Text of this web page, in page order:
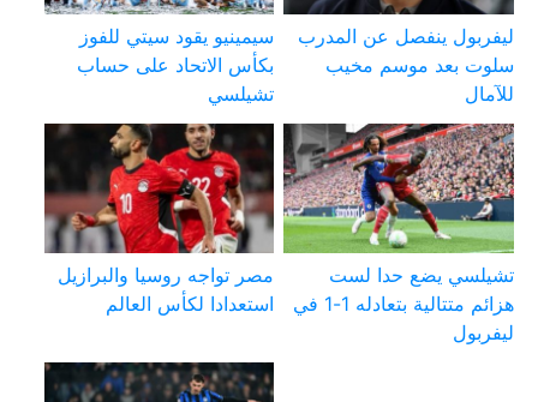
ليفربول ينفصل عن المدرب
سلوت بعد موسم مخيب
للآمال
سيمينيو يقود سيتي للفوز
بكأس الاتحاد على حساب
تشيلسي
تشيلسي يضع حدا لست
هزائم متتالية بتعادله 1-1 في
ليفربول
مصر تواجه روسيا والبرازيل
استعدادا لكأس العالم